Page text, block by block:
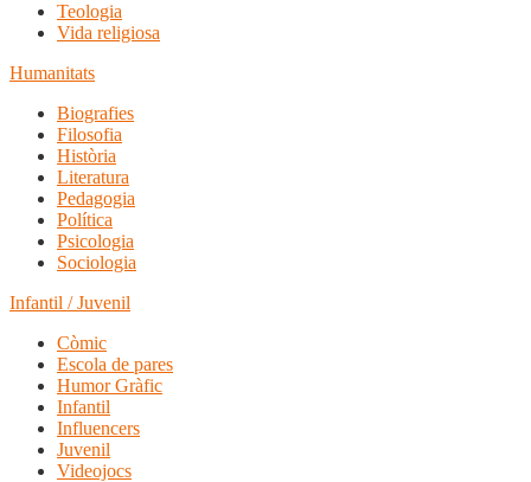
Teologia
Vida religiosa
Humanitats
Biografies
Filosofia
Història
Literatura
Pedagogia
Política
Psicologia
Sociologia
Infantil / Juvenil
Còmic
Escola de pares
Humor Gràfic
Infantil
Influencers
Juvenil
Videojocs